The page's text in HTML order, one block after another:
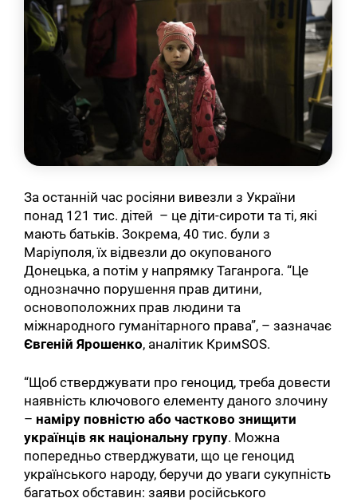
За останній час росіяни вивезли з України
понад 121 тис. дітей – це діти-сироти та ті, які
мають батьків. Зокрема, 40 тис. були з
Маріуполя, їх відвезли до окупованого
Донецька, а потім у напрямку Таганрога. “Це
однозначно порушення прав дитини,
основоположних прав людини та
міжнародного гуманітарного права”, – зазначає
Євгеній Ярошенко, аналітик КримSOS.
“Щоб стверджувати про геноцид, треба довести
наявність ключового елементу даного злочину
– наміру повністю або частково знищити
українців як національну групу. Можна
попередньо стверджувати, що це геноцид
українського народу, беручи до уваги сукупність
багатьох обставин: заяви російського